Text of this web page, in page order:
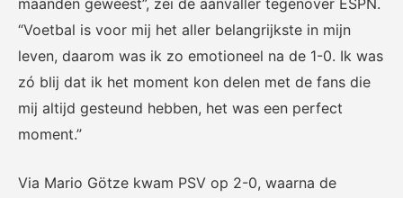
De officiële toernooipagina
De digitale leeromgeving van
“Voetbal is voor mij het aller belangrijkste in mijn
leven, daarom was ik zo emotioneel na de 1-0. Ik was
zó blij dat ik het moment kon delen met de fans die
mij altijd gesteund hebben, het was een perfect
moment.”
Via Mario Götze kwam PSV op 2-0, waarna de